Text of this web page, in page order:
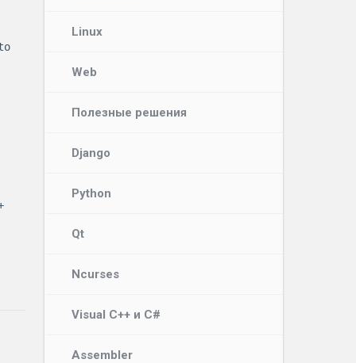
Linux
Web
Полезные решения
Django
Python
Qt
Ncurses
Visual C++ и C#
Assembler